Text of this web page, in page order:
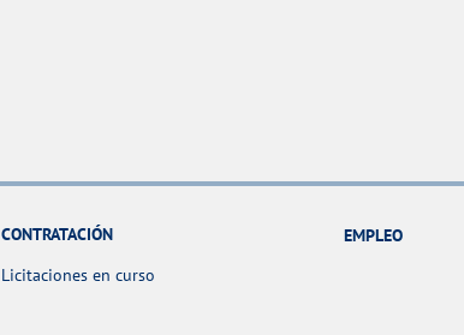
CONTRATACIÓN
Licitaciones en curso
EMPLEO